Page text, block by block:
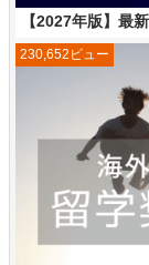
【2027年版】最
230,652ビュー